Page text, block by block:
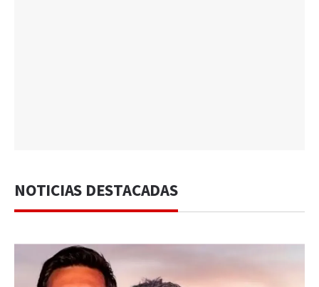
NOTICIAS DESTACADAS